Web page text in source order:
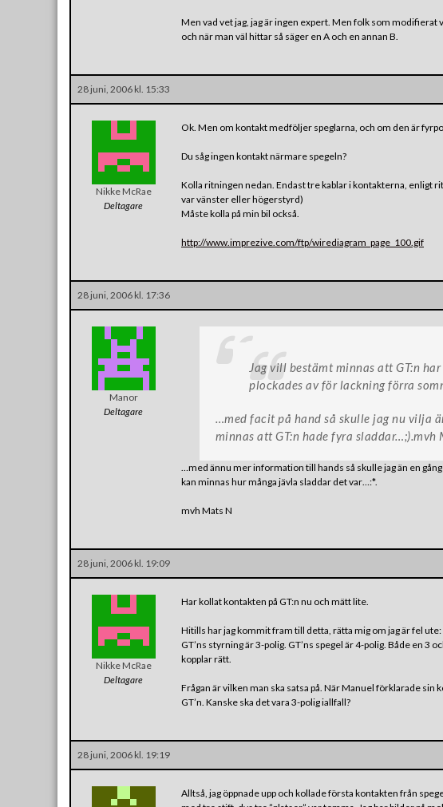
Men vad vet jag, jag är ingen expert. Men folk som
och när man väl hittar så säger en A och en annan B.
28 juni, 2006 kl. 15:33
Nikke McRae
Deltagare
Ok. Men om kontakt medföljer speglarna, och om den är
Du såg ingen kontakt närmare spegeln?
Kolla ritningen nedan. Endast tre kablar i kontakterna, enligt
var vänster eller högerstyrd)
Måste kolla på min bil också.
http://www.imprezive.com/ftp/wirediagram_page_100.gif
28 juni, 2006 kl. 17:36
Manor
Deltagare
Jag vill bestämt minnas att GT:n
plockades av för lackning förra
…med facit på hand så skulle jag nu vilja
minnas att GT:n hade fyra sladdar…;).mvh
…med ännu mer information till hands så skulle jag än en
kan minnas hur många jävla sladdar det var…:*.
mvh Mats N
28 juni, 2006 kl. 19:09
Nikke McRae
Deltagare
Har kollat kontakten på GT:n nu och mätt lite.
Hitills har jag kommit fram till detta, rätta mig om jag är fel ute:
GT’ns styrning är 3-polig. GT’ns spegel är 4-polig. Både en 3
kopplar rätt.
Frågan är vilken man ska satsa på. När Manuel förklarade sin
GT’n. Kanske ska det vara 3-polig iallfall?
28 juni, 2006 kl. 19:19
Alltså, jag öppnade upp och kollade första kontakten från